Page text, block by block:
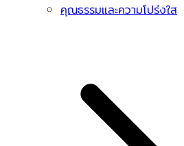
คุณธรรมและความโปร่งใส